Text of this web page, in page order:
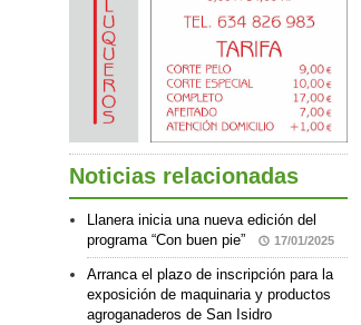
Noticias relacionadas
Llanera inicia una nueva edición del
programa “Con buen pie”
17/01/2025
Arranca el plazo de inscripción para la
exposición de maquinaria y productos
agroganaderos de San Isidro